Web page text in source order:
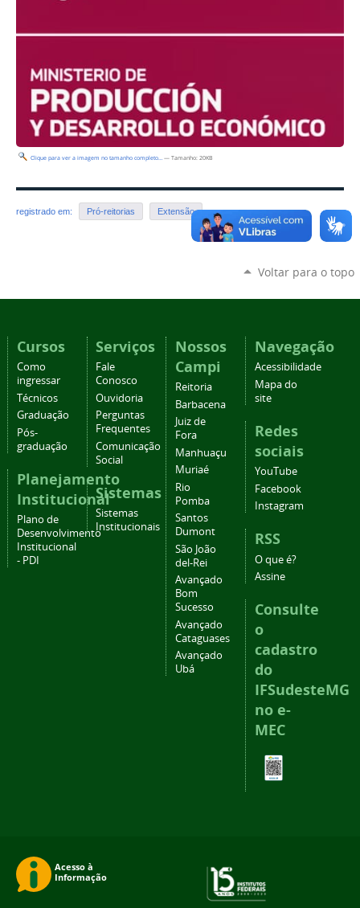
Clique para ver a imagem no tamanho completo… — Tamanho: 20KB
registrado em: Pró-reitorias Extensão
Voltar para o topo
Cursos
Como
ingressar
Técnicos
Graduação
Pós-
graduação
Planejamento
Institucional
Plano de
Desenvolvimento
Institucional
- PDI
Serviços
Fale
Conosco
Ouvidoria
Perguntas
Frequentes
Comunicação
Social
Sistemas
Sistemas
Institucionais
Nossos
Campi
Reitoria
Barbacena
Juiz de
Fora
Manhuaçu
Muriaé
Rio
Pomba
Santos
Dumont
São João
del-Rei
Avançado
Bom
Sucesso
Avançado
Cataguases
Avançado
Ubá
Navegação
Acessibilidade
Mapa do
site
Redes
sociais
YouTube
Facebook
Instagram
RSS
O que é?
Assine
Consulte
o
cadastro
do
IFSudesteMG
no e-
MEC